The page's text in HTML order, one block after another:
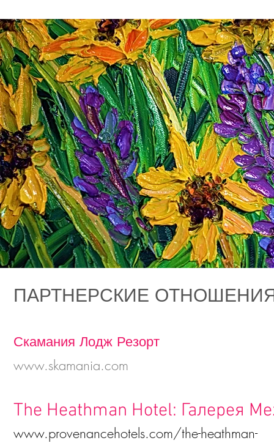
ПАРТНЕРСКИЕ
Скамания Лодж Резорт
www.skamania.com
The Heathman Hotel: Галерея
www.provenancehotels.com/the-heathman-